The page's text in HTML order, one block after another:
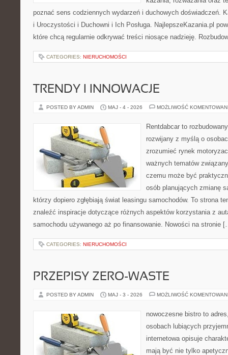
poznać sens codziennych wydarzeń i duchowych doświadczeń.
i Uroczystości i Duchowni i Ich Posługa. NajlepszeKazania.pl
które chcą regularnie odkrywać treści niosące nadzieję.
CATEGORIES: NIERUCHOMOŚCI
TRENDY I INNOWACJE
POSTED BY ADMIN MAJ - 4 - 2026 MOŻLIWOŚĆ
Rentdabcar to
rozwijany z myślą o
zrozumieć rynek
ważnych tematów
czemu może być
osób planujących zmianę
którzy dopiero zgłębiają świat leasingu samochodów. To strona
znaleźć inspiracje dotyczące różnych aspektów korzystania z
samochodu używanego aż po finansowanie. Nowości na stronie
CATEGORIES: NIERUCHOMOŚCI
PRZEPISY ZERO-WASTE
POSTED BY ADMIN MAJ - 3 - 2026 MOŻLIWOŚĆ
nowoczesne bistro to
osobach lubiących
internetowa opisuje
mają być nie tylko